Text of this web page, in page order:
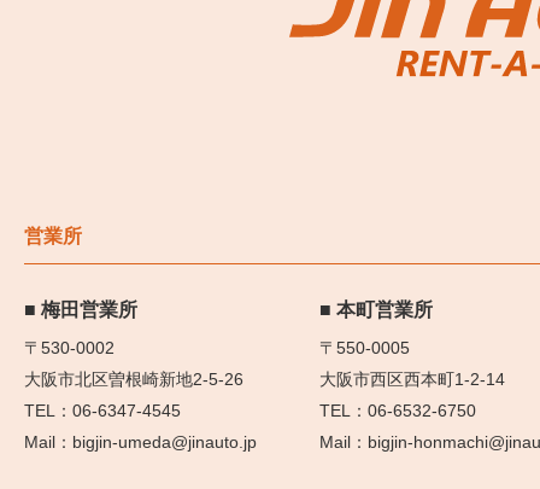
営業所
梅田営業所
〒530-0002
大阪市北区曽根崎新地2-5-26
06-6347-4545
bigjin-umeda@jinauto.jp
本町営業所
〒550-0005
大阪市西区西本町1-2-14
06-6532-6750
bigjin-